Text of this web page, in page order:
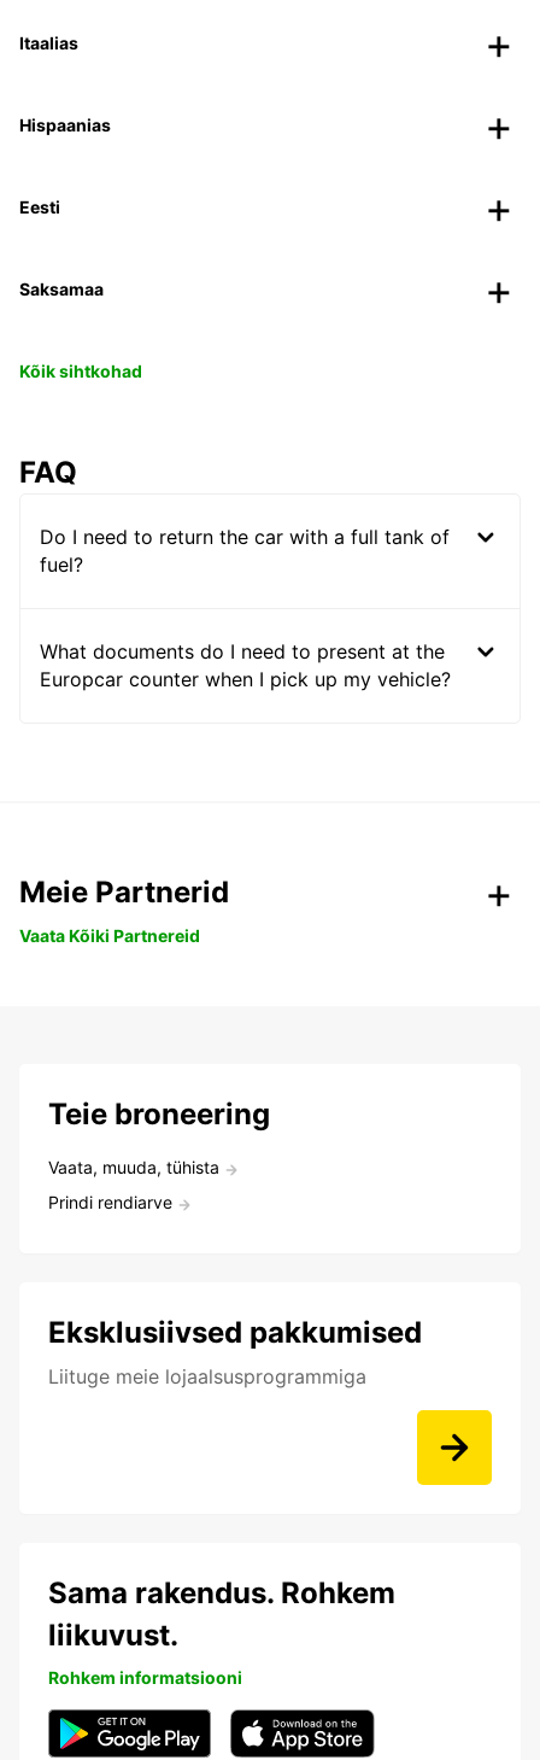
Itaalias
Hispaanias
Eesti
Saksamaa
Kõik sihtkohad
FAQ
Do I need to return the car with a full tank of
fuel?
What documents do I need to present at the
Europcar counter when I pick up my vehicle?
Meie Partnerid
Vaata Kõiki Partnereid
Teie broneering
Vaata, muuda, tühista
Prindi rendiarve
Eksklusiivsed pakkumised
Liituge meie lojaalsusprogrammiga
Sama rakendus. Rohkem
liikuvust.
Rohkem informatsiooni